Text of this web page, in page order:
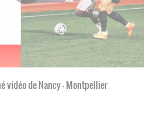
vidéo de Nancy - Montpellier